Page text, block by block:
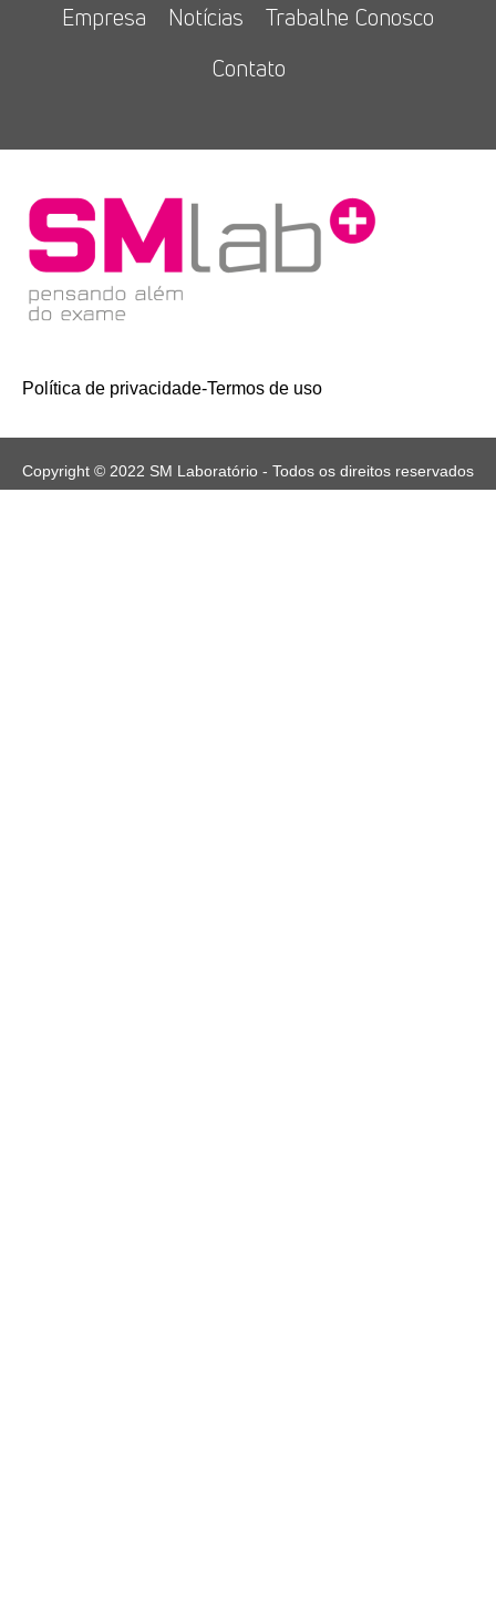
Empresa
Notícias
Trabalhe Conosco
Contato
Política de privacidade-Termos de uso
Copyright © 2022 SM Laboratório - Todos os direitos reservados